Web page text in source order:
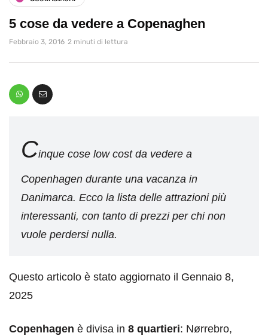
5 cose da vedere a Copenaghen
Febbraio 3, 2016 2 minuti di lettura
Cinque cose low cost da vedere a
Copenhagen durante una vacanza in
Danimarca. Ecco la lista delle attrazioni più
interessanti, con tanto di prezzi per chi non
vuole perdersi nulla.
Questo articolo è stato aggiornato il Gennaio 8,
2025
Copenhagen è divisa in 8 quartieri: Nørrebro,